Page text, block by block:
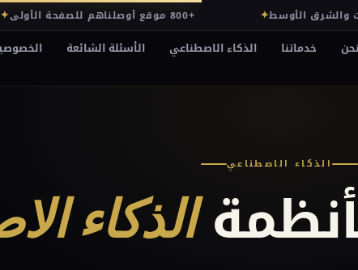
والشرق الأوسط +800 موقع أوصلناهم للصفحة الأولى
خدماتنا الذكاء الاصطناعي الأسئلة الشائعة
الذكاء الاصطناعي
الذكاء